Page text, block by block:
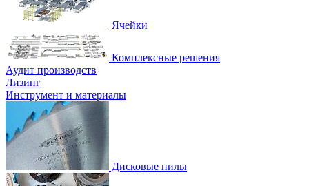
Ячейки
Комплексные решения
Аудит производств
Лизинг
Инструмент и материалы
Дисковые пилы